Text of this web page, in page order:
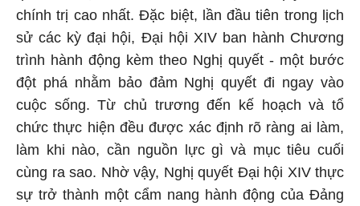
chính trị cao nhất. Đặc biệt, lần đầu tiên trong lịch
sử các kỳ đại hội, Đại hội XIV ban hành Chương
trình hành động kèm theo Nghị quyết - một bước
đột phá nhằm bảo đảm Nghị quyết đi ngay vào
cuộc sống. Từ chủ trương đến kế hoạch và tổ
chức thực hiện đều được xác định rõ ràng ai làm,
làm khi nào, cần nguồn lực gì và mục tiêu cuối
cùng ra sao. Nhờ vậy, Nghị quyết Đại hội XIV thực
sự trở thành một cẩm nang hành động của Đảng